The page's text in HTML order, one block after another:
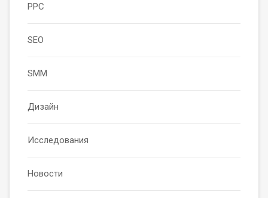
PPC
SEO
SMM
Дизайн
Исследования
Новости